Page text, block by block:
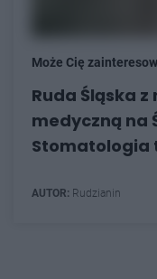
Może Cię
Ruda Śląska
medyczną na
Stomatologia
AUTOR: Rudzianin